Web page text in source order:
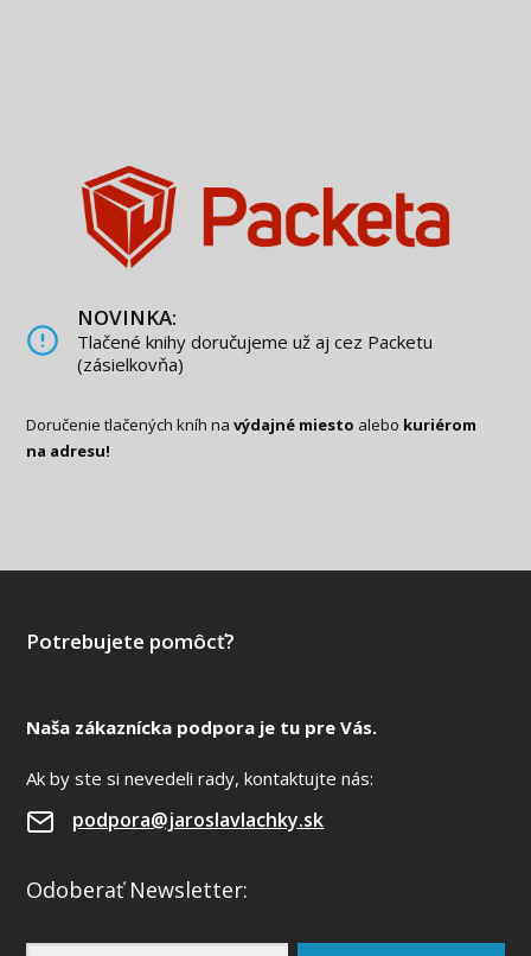
NOVINKA:
Tlačené knihy doručujeme už aj cez Packetu
(zásielkovňa)
Doručenie tlačených kníh navýdajné miesto alebo kuriérom
na adresu!
Potrebujete pomôcť?
Naša zákaznícka podpora je tu pre Vás.
Ak by ste si nevedeli rady, kontaktujte nás:
podpora@jaroslavlachky.sk
Odoberať Newsletter: